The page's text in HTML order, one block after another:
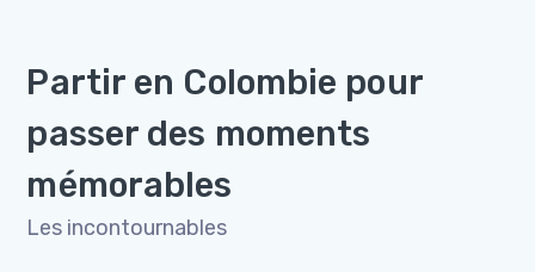
Partir en Colombie pour
passer des moments
mémorables
Les incontournables